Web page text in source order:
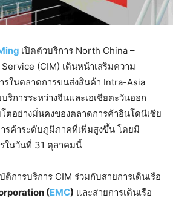
เปิดตัวบริการ North China –
(CIM) เดินหน้าเสริมความ
ในตลาดการขนส่งสินค้า Intra-Asia
ริการระหว่างจีนและเอเชียตะวันออก
ตอย่างมั่นคงของตลาดการค้าอินโดนีเซีย
รค้าระดับภูมิภาคที่เพิ่มสูงขึ้น โดยมี
ในวันที่ 31 ตุลาคมนี้
การบริการ CIM ร่วมกับสายการเดินเรือ
(EMC) และสายการเดินเรือ